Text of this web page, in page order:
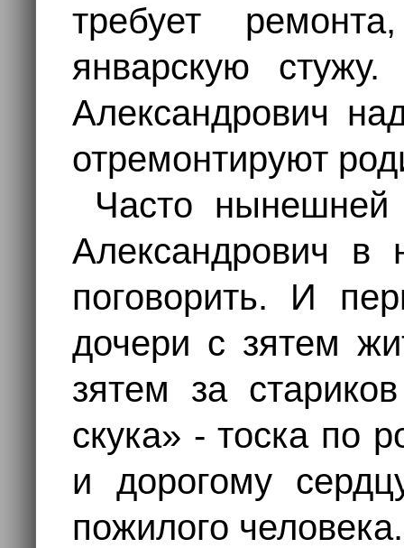
требует
январскую
Александрович
отремонтируют
Часто нынешней
Александрович в
поговорить. И
дочери с зятем
зятем за
скука» - тоска по
и дорогому
пожилого